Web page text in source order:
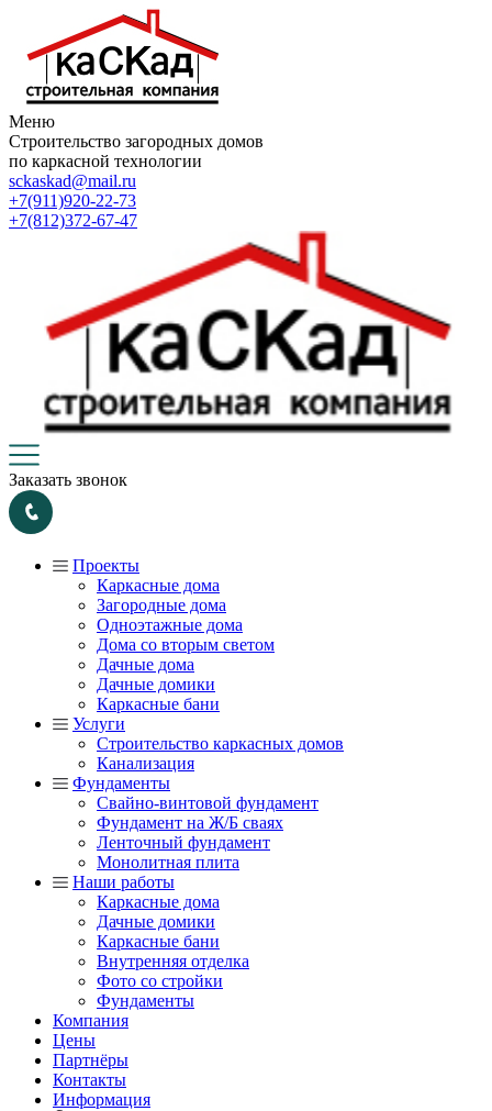
Меню
Строительство загородных домов
по каркасной технологии
sckaskad@mail.ru
+7(911)920-22-73
+7(812)372-67-47
Заказать звонок
Проекты
Каркасные дома
Загородные дома
Одноэтажные дома
Дома со вторым светом
Дачные дома
Дачные домики
Каркасные бани
Услуги
Строительство каркасных домов
Канализация
Фундаменты
Свайно-винтовой фундамент
Фундамент на Ж/Б сваях
Ленточный фундамент
Монолитная плита
Наши работы
Каркасные дома
Дачные домики
Каркасные бани
Внутренняя отделка
Фото со стройки
Фундаменты
Компания
Цены
Партнёры
Контакты
Информация